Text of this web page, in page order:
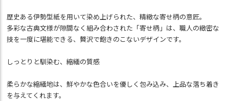
歴史ある伊勢型紙を用いて染め上げられた、精緻な寄せ柄の意匠。
多彩な古典文様が隙間なく組み合わされた「寄せ柄」は、職人の緻密な
技を一度に堪能できる、贅沢で飽きのこないデザインです。
しっとりと馴染む、縮緬の質感
柔らかな縮緬地は、鮮やかな色合いを優しく包み込み、上品な落ち着き
を与えてくれます。